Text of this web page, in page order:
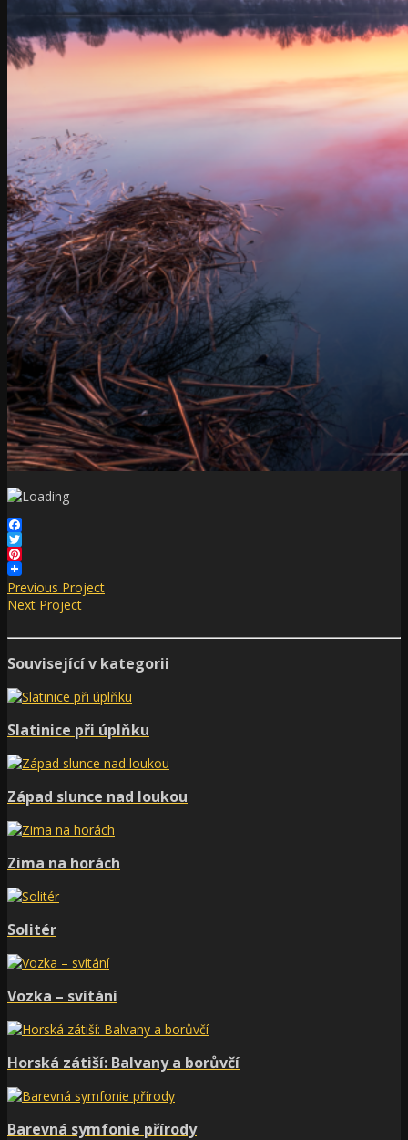
Facebook
Twitter
Pinterest
Previous Project
Next Project
Související v kategorii
Slatinice při úplňku
Západ slunce nad loukou
Zima na horách
Solitér
Vozka – svítání
Horská zátiší: Balvany a borůvčí
Barevná symfonie přírody